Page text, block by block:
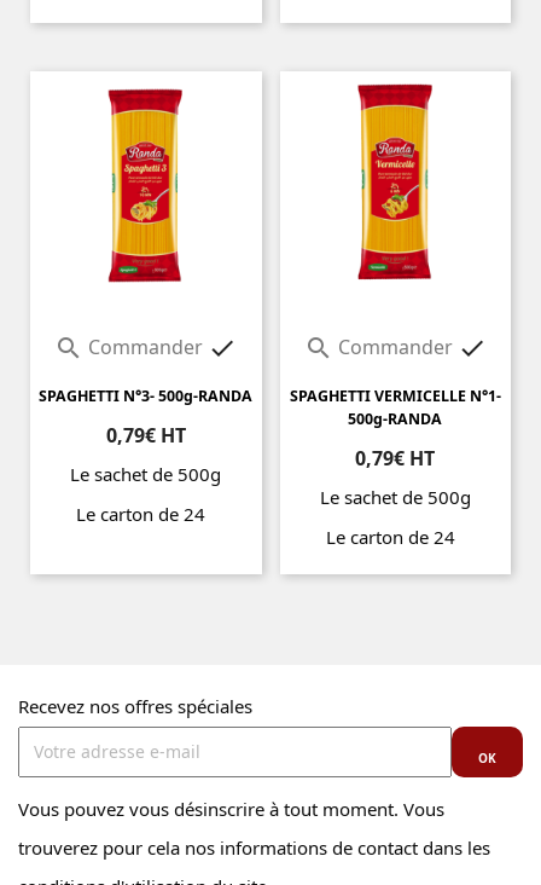
Prix
 Commander 
SPAGHETTI N°3- 500g-RANDA
0,79€ HT
Le sachet de 500g
Le carton de 24
 Commander 
SPAGHETTI VERMICELLE N°1-
500g-RANDA
0,79€ HT
Le sachet de 500g
Le carton de 24
Prix
Recevez nos offres spéciales
Vous pouvez vous désinscrire à tout moment. Vous
trouverez pour cela nos informations de contact dans les